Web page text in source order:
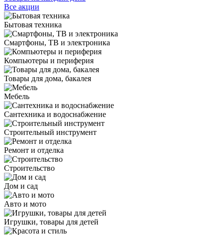
Все акции
Бытовая техника
Смартфоны, ТВ и электроника
Компьютеры и периферия
Товары для дома, бакалея
Мебель
Сантехника и водоснабжение
Строительный инструмент
Ремонт и отделка
Строительство
Дом и сад
Авто и мото
Игрушки, товары для детей